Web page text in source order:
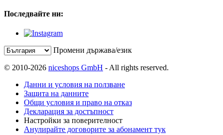
Последвайте ни:
Промени държава/език
© 2010-2026 niceshops GmbH - All rights reserved.
Данни и условия на ползване
Защита на данните
Общи условия и право на отказ
Декларация за достъпност
Настройки за поверителност
Анулирайте договорите за абонамент тук